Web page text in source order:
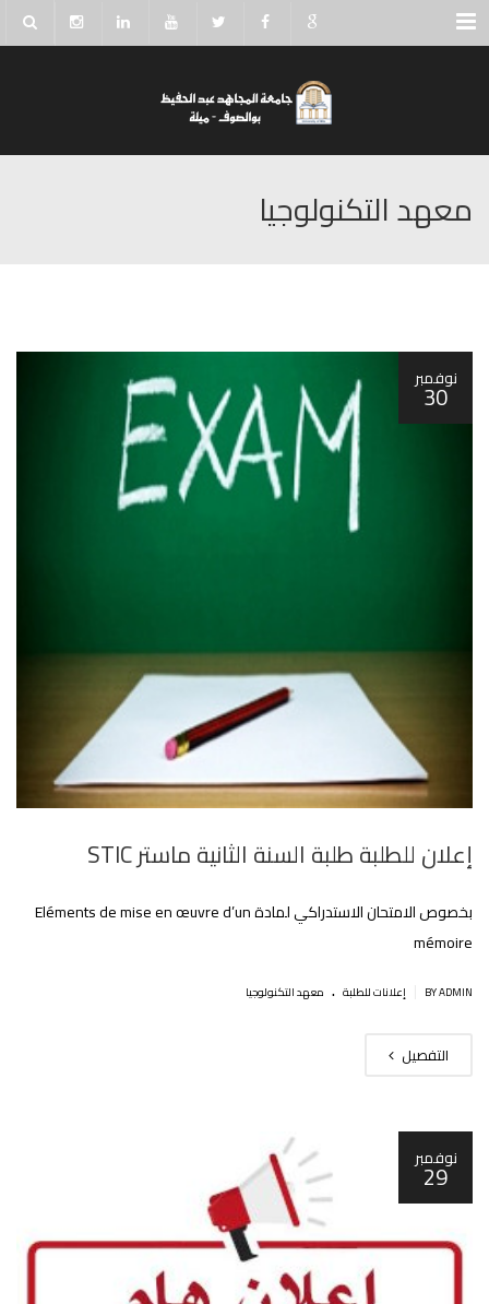
Menu
معهد التكنولوجيا
نوفمبر
30
إعلان للطلبة طلبة السنة الثانية ماستر STIC
بخصوص الامتحان الاستدراكي لمادة Eléments de mise en œuvre d’un
mémoire
BY ADMIN إعلانات للطلبة . معهد التكنولوجيا
التفصيل
نوفمبر
29